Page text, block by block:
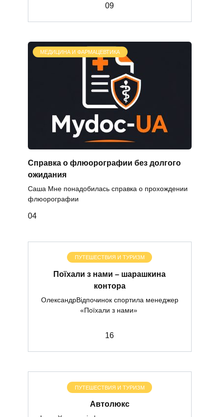
09
МЕДИЦИНА И ФАРМАЦЕВТИКА
Справка о флюорографии без долгого
ожидания
Саша Мне понадобилась справка о прохождении
флюорографии
04
ПУТЕШЕСТВИЯ И ТУРИЗМ
Поїхали з нами – шарашкина
контора
ОлександрВідпочинок спортила менеджер
«Поїхали з нами»
16
ПУТЕШЕСТВИЯ И ТУРИЗМ
Автолюкс